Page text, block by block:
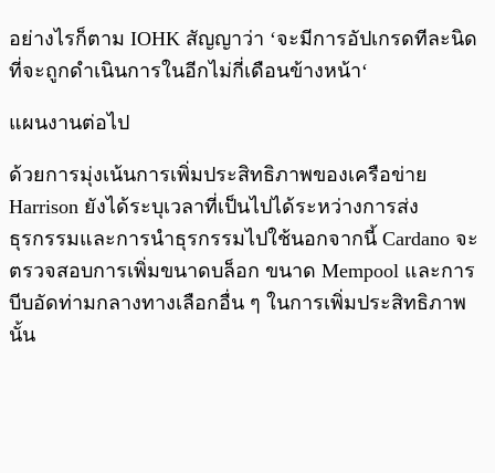
อย่างไรก็ตาม IOHK สัญญาว่า ‘จะมีการอัปเกรดทีละนิด
ที่จะถูกดำเนินการในอีกไม่กี่เดือนข้างหน้า‘
แผนงานต่อไป
ด้วยการมุ่งเน้นการเพิ่มประสิทธิภาพของเครือข่าย
Harrison ยังได้ระบุเวลาที่เป็นไปได้ระหว่างการส่ง
ธุรกรรมและการนำธุรกรรมไปใช้นอกจากนี้ Cardano จะ
ตรวจสอบการเพิ่มขนาดบล็อก ขนาด Mempool และการ
บีบอัดท่ามกลางทางเลือกอื่น ๆ ในการเพิ่มประสิทธิภาพ
นั้น